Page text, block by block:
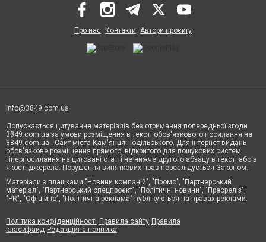
Про нас Контакти Автори проєкту
info@3849.com.ua
Допускається цитування матеріалів без отримання попередньої згоди
3849.com.ua за умови розміщення в тексті обов'язкового посилання на
3849.com.ua - Сайт міста Кам'янця-Подільського. Для інтернет-видань
обов'язкове розміщення прямого, відкритого для пошукових систем
гіперпосилання на цитовані статті не нижче другого абзацу в тексті або в
якості джерела. Порушення виняткових прав переслідується Законом.
Матеріали з плашками "Новини компаній", "Промо", "Партнерський
матеріал", "Партнерський спецпроєкт", "Політичні новини", "Пресреліз",
"PR", "Офіційно", "Політична реклама" публікуються на правах реклами.
Політика конфіденційності Правила сайту Правила
класифайд Редакційна політика